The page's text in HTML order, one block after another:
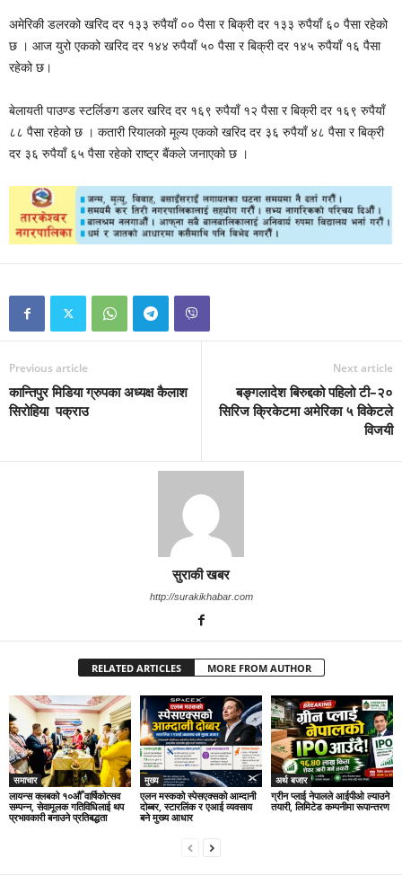
अमेरिकी डलरको खरिद दर १३३ रुपैयाँ ०० पैसा र बिक्री दर १३३ रुपैयाँ ६० पैसा रहेको
छ । आज युरो एकको खरिद दर १४४ रुपैयाँ ५० पैसा र बिक्री दर १४५ रुपैयाँ १६ पैसा
रहेको छ।
बेलायती पाउण्ड स्टर्लिङग डलर खरिद दर १६९ रुपैयाँ १२ पैसा र बिक्री दर १६९ रुपैयाँ
८८ पैसा रहेको छ । कतारी रियालको मूल्य एकको खरिद दर ३६ रुपैयाँ ४८ पैसा र बिक्री
दर ३६ रुपैयाँ ६५ पैसा रहेको राष्ट्र बैंकले जनाएको छ ।
Previous article
कान्तिपुर मिडिया ग्रुपका अध्यक्ष कैलाश
सिरोहिया पक्राउ
Next article
बङ्गलादेश बिरुद्दको पहिलो टी–२०
सिरिज क्रिकेटमा अमेरिका ५ विकेटले
विजयी
सुराकी खबर
http://surakikhabar.com
RELATED ARTICLES MORE FROM AUTHOR
समाचार
लायन्स क्लबको १०औँ वार्षिकोत्सव
सम्पन्न, सेवामूलक गतिविधिलाई थप
प्रभावकारी बनाउने प्रतिबद्धता
मुख्य
एलन मस्कको स्पेसएक्सको आम्दानी
दोब्बर, स्टारलिंक र एआई व्यवसाय
बने मुख्य आधार
अर्थ बजार
ग्रीन प्लाई नेपालले आईपीओ ल्याउने
तयारी, लिमिटेड कम्पनीमा रूपान्तरण